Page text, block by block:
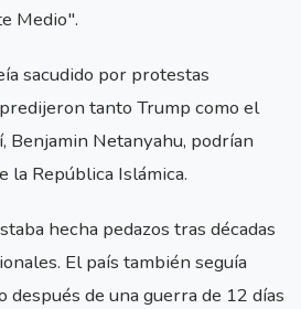
Medio".
sacudido por protestas
tanto Trump como el
Netanyahu, podrían
la República Islámica.
hecha pedazos tras décadas
El país también seguía
de una guerra de 12 días